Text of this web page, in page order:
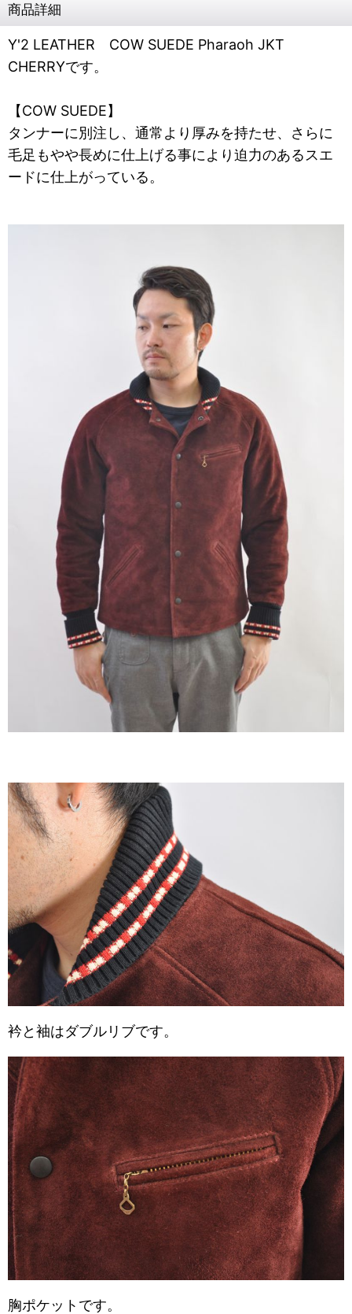
商品詳細
Y'2 LEATHER COW SUEDE Pharaoh JKT
CHERRYです。
【COW SUEDE】
タンナーに別注し、通常より厚みを持たせ、さらに
毛足もやや長めに仕上げる事により迫力のあるスエ
ードに仕上がっている。
衿と袖はダブルリブです。
胸ポケットです。